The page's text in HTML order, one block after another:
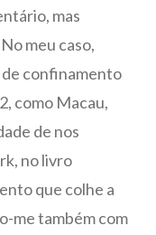
mas
meu caso,
confinamento
como Macau,
de nos
no livro
que colhe a
me também com